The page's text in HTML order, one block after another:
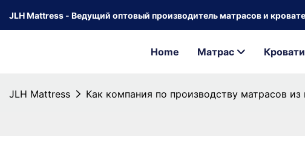
JLH Mattress - Ведущий оптовый производитель матрасов и
Home Матрас Кровати
JLH Mattress Как компания по производству матрасов